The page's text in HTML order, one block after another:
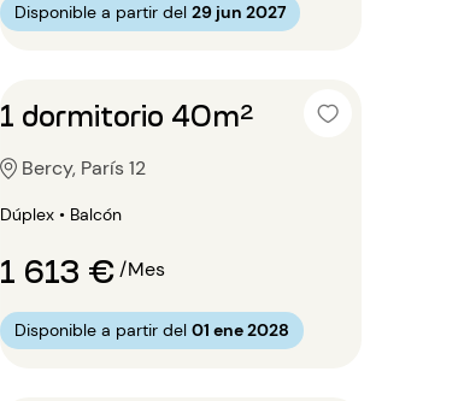
Disponible a partir del 29 jun 2027
1 dormitorio 40m²
Bercy, París 12
Dúplex • Balcón
1 613 €/Mes
Disponible a partir del 01 ene 2028